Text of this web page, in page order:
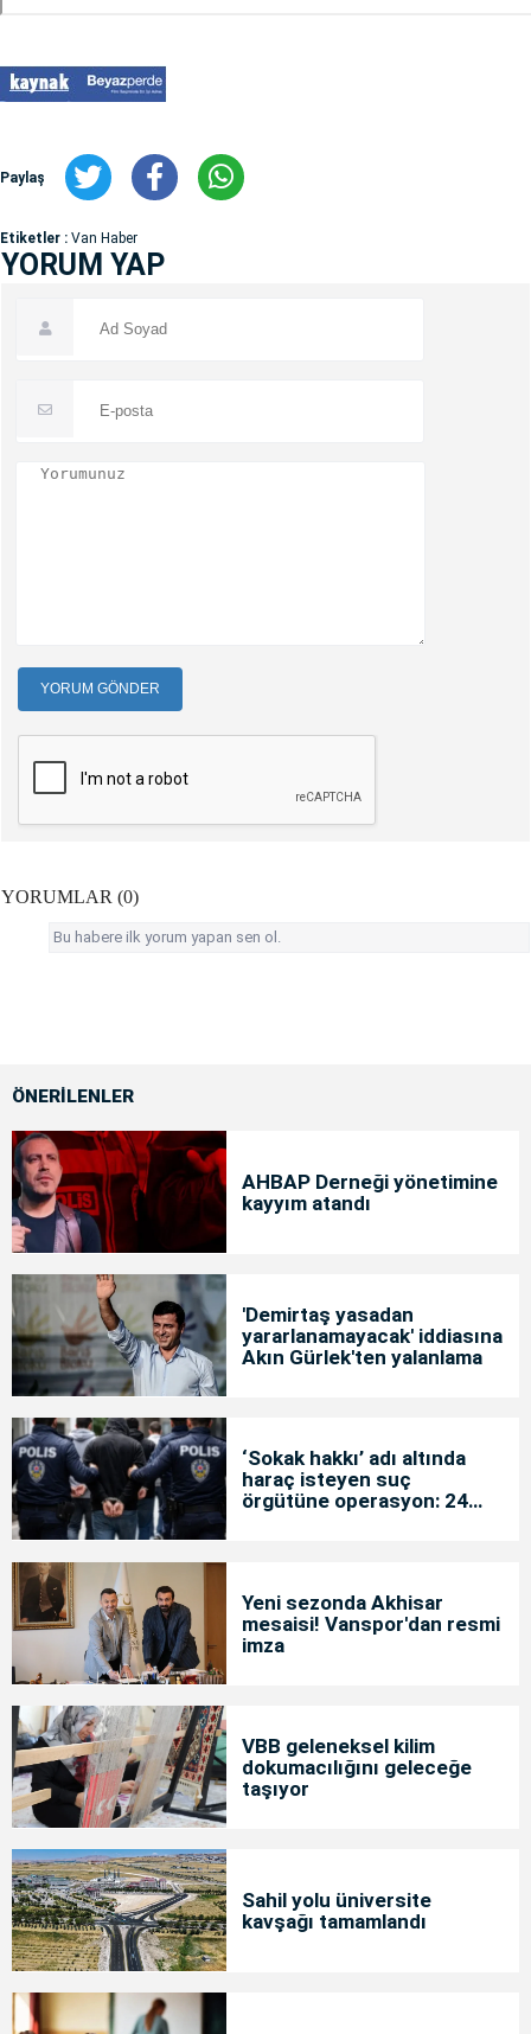
Paylaş
Etiketler : Van Haber
YORUM YAP
YORUM GÖNDER
YORUMLAR (0)
Bu habere ilk yorum yapan sen ol.
ÖNERİLENLER
AHBAP Derneği yönetimine
kayyım atandı
'Demirtaş yasadan
yararlanamayacak' iddiasına
Akın Gürlek'ten yalanlama
‘Sokak hakkı’ adı altında
haraç isteyen suç
örgütüne operasyon: 24
Yeni sezonda Akhisar
mesaisi! Vanspor'dan resmi
imza
VBB geleneksel kilim
dokumacılığını geleceğe
taşıyor
Sahil yolu üniversite
kavşağı tamamlandı